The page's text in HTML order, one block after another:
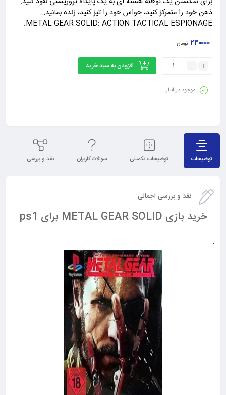
ذهن خود را متمرکز کنید، حواس خود را تیز کنید، زنده بمانید…
METAL GEAR SOLID: ACTION TACTICAL ESPIONAGE.
۲۴۰۰۰۰ تومان
افزودن به سبد خرید
موجود در انبار
توضیحات توضیحات تکمیلی سوالات کاربران نقد و بررسی
نقد و بررسی اجمالی
خرید بازی METAL GEAR SOLID برای ps1